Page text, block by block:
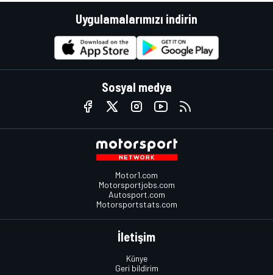
Uygulamalarımızı indirin
Sosyal medya
Motor1.com
Motorsportjobs.com
Autosport.com
Motorsportstats.com
İletişim
Künye
Geri bildirim